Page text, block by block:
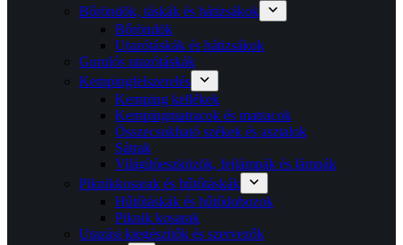
Bőröndök, táskák és hátizsákok
Bőröndök
Utazótáskák és hátizsákok
Gurulós utazótáskák
Kempingfelszerelés
Kemping kellékek
Kempingmatracok és matracok
Összecsukható székek és asztalok
Sátrak
Világítóeszközök, fejlámpák és lámpák
Piknikkosarak és hűtőtáskák
Hűtőtáskák és hűtődobozok
Piknik kosarak
Utazási kiegészítők és szervezők